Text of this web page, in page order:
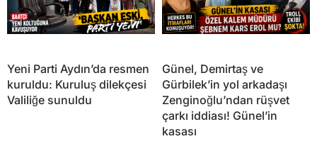
Yeni Parti Aydın’da resmen
kuruldu: Kuruluş dilekçesi
Valiliğe sunuldu
Günel, Demirtaş ve
Gürbilek’in yol arkadaşı
Zenginoğlu’ndan rüşvet
çarkı iddiası! Günel’in
kasası